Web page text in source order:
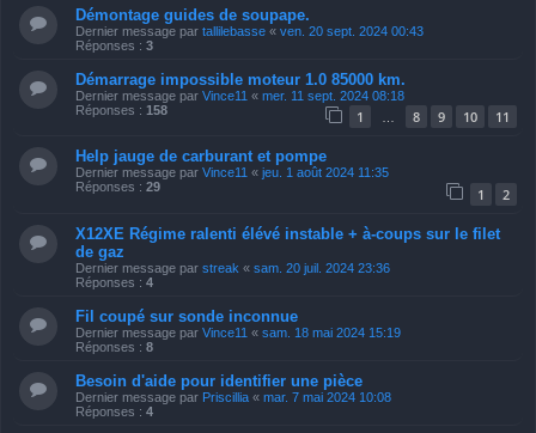
Démontage guides de soupape.
Dernier message par tallilebasse « ven. 20 sept. 2024 00:43
Réponses : 3
Démarrage impossible moteur 1.0 85000 km.
Dernier message par Vince11 « mer. 11 sept. 2024 08:18
Réponses : 158 1 8 9 10 11
Help jauge de carburant et pompe
Dernier message par Vince11 « jeu. 1 août 2024 11:35
Réponses : 29 1 2
X12XE Régime ralenti élévé instable + à-coups sur le filet
de gaz
Dernier message par streak « sam. 20 juil. 2024 23:36
Réponses : 4
Fil coupé sur sonde inconnue
Dernier message par Vince11 « sam. 18 mai 2024 15:19
Réponses : 8
Besoin d'aide pour identifier une pièce
Dernier message par Priscillia « mar. 7 mai 2024 10:08
Réponses : 4